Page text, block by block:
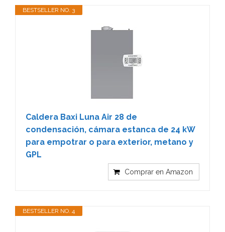
BESTSELLER NO. 3
Caldera Baxi Luna Air 28 de
condensación, cámara estanca de 24 kW
para empotrar o para exterior, metano y
GPL
Comprar en Amazon
BESTSELLER NO. 4